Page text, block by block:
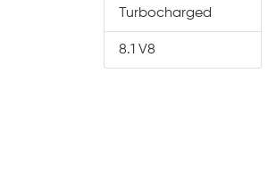
Turbocharged
8.1 V8